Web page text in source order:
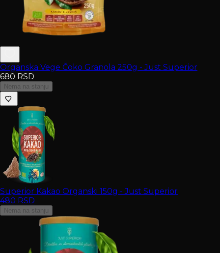
Organska Vege Čoko Granola 250g - Just Superior
680 RSD
Nema na stanju
Superior Kakao Organski 150g - Just Superior
480 RSD
Nema na stanju